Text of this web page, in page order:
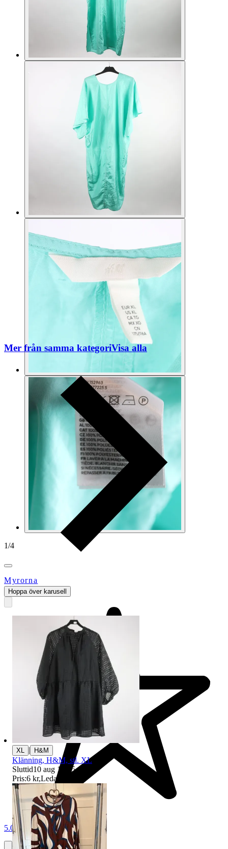
1/4
Myrorna
5.0
Mer från samma kategoriVisa alla
Hoppa över karusell
XL | H&M
Klänning, H&M, stl. XL
Sluttid10 aug 18:25.
Pris:6 kr,Ledande bud